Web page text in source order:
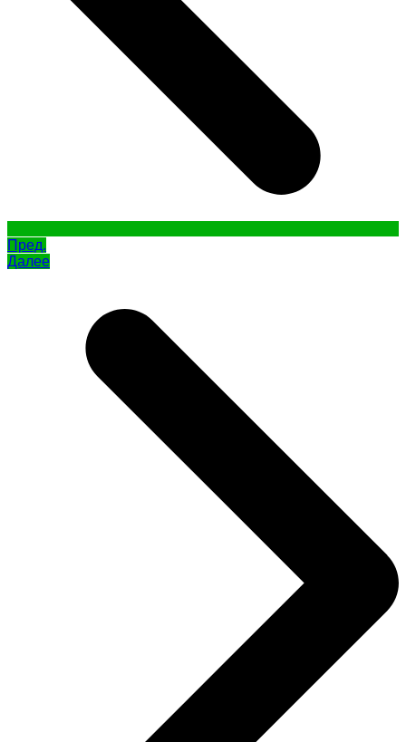
Пред.
Далее